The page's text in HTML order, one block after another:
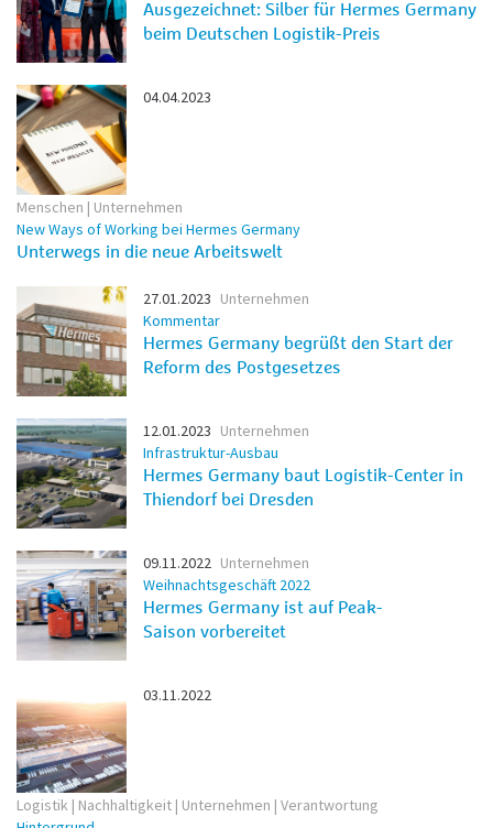
Ausgezeichnet: Silber für Hermes Germany
beim Deutschen Logistik-Preis
04.04.2023
Menschen | Unternehmen
New Ways of Working bei Hermes Germany
Unterwegs in die neue Arbeitswelt
27.01.2023 Unternehmen
Kommentar
Hermes Germany begrüßt den Start der
Reform des Postgesetzes
12.01.2023 Unternehmen
Infrastruktur-Ausbau
Hermes Germany baut Logistik-Center in
Thiendorf bei Dresden
09.11.2022 Unternehmen
Weihnachtsgeschäft 2022
Hermes Germany ist auf Peak-
Saison vorbereitet
03.11.2022
Logistik | Nachhaltigkeit | Unternehmen | Verantwortung